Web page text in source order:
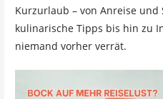
Kurzurlaub – von Anreise
kulinarische Tipps bis hin zu
niemand vorher verrät.